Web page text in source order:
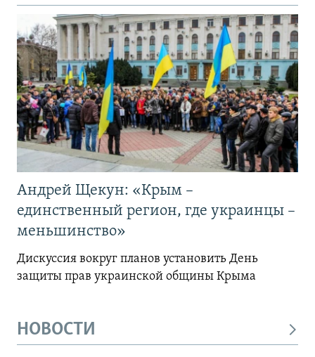
Андрей Щекун: «Крым –
единственный регион, где украинцы –
меньшинство»
Дискуссия вокруг планов установить День
защиты прав украинской общины Крыма
НОВОСТИ